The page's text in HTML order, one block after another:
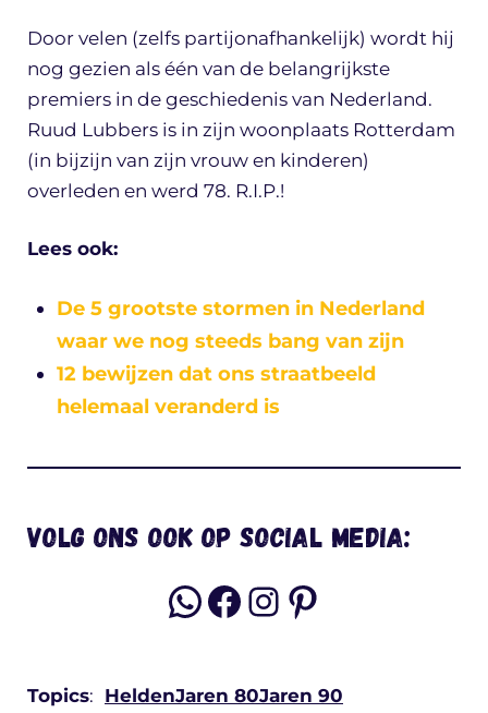
Door velen (zelfs partijonafhankelijk) wordt hij
nog gezien als één van de belangrijkste
premiers in de geschiedenis van Nederland.
Ruud Lubbers is in zijn woonplaats Rotterdam
(in bijzijn van zijn vrouw en kinderen)
overleden en werd 78. R.I.P.!
Lees ook:
De 5 grootste stormen in Nederland
waar we nog steeds bang van zijn
12 bewijzen dat ons straatbeeld
helemaal veranderd is
Volg ons ook op social media:
WhatsApp
Facebook
Instagram
Pinterest
Topics: HeldenJaren 80Jaren 90